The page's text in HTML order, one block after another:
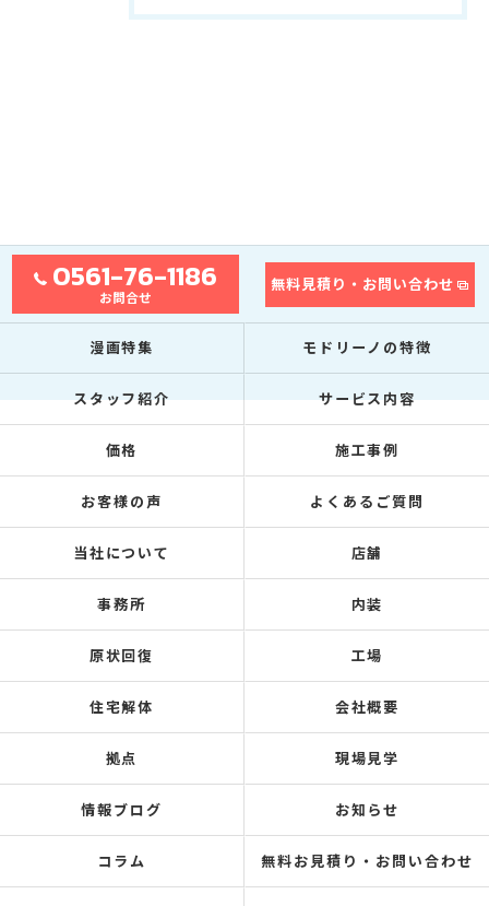
0561-76-1186
お問合せ
無料見積り・お問い合わせ
漫画特集 モドリーノの特徴
スタッフ紹介 サービス内容
価格 施工事例
お客様の声 よくあるご質問
当社について 店舗
事務所 内装
原状回復 工場
住宅解体 会社概要
拠点 現場見学
情報ブログ お知らせ
コラム 無料お見積り・お問い合わせ